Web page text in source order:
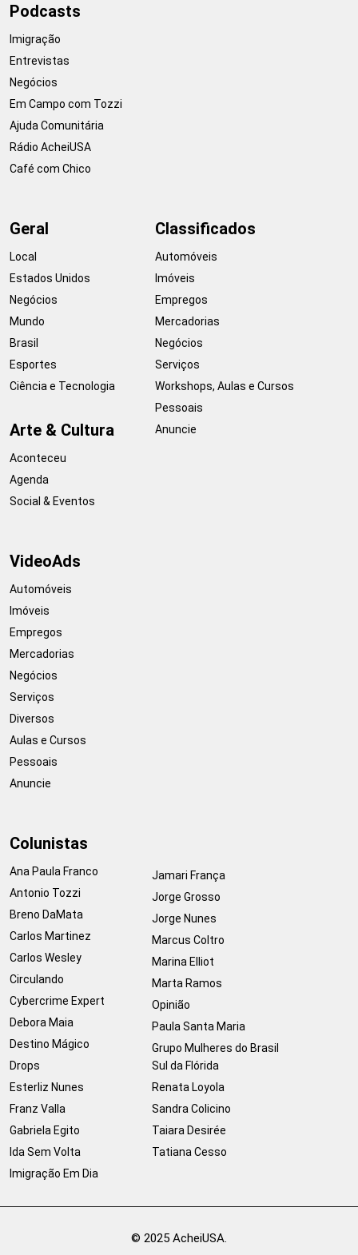
Podcasts
Imigração
Entrevistas
Negócios
Em Campo com Tozzi
Ajuda Comunitária
Rádio AcheiUSA
Café com Chico
Geral
Local
Estados Unidos
Negócios
Mundo
Brasil
Esportes
Ciência e Tecnologia
Arte & Cultura
Aconteceu
Agenda
Social & Eventos
Classificados
Automóveis
Imóveis
Empregos
Mercadorias
Negócios
Serviços
Workshops, Aulas e Cursos
Pessoais
Anuncie
VideoAds
Automóveis
Imóveis
Empregos
Mercadorias
Negócios
Serviços
Diversos
Aulas e Cursos
Pessoais
Anuncie
Colunistas
Ana Paula Franco
Antonio Tozzi
Breno DaMata
Carlos Martinez
Carlos Wesley
Circulando
Cybercrime Expert
Debora Maia
Destino Mágico
Drops
Esterliz Nunes
Franz Valla
Gabriela Egito
Ida Sem Volta
Imigração Em Dia
Jamari França
Jorge Grosso
Jorge Nunes
Marcus Coltro
Marina Elliot
Marta Ramos
Opinião
Paula Santa Maria
Grupo Mulheres do Brasil
Sul da Flórida
Renata Loyola
Sandra Colicino
Taiara Desirée
Tatiana Cesso
© 2025 AcheiUSA.